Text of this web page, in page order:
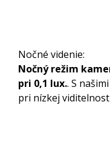
Nočné videnie:
Nočný režim
pri 0,1 lux.. S
pri nízkej